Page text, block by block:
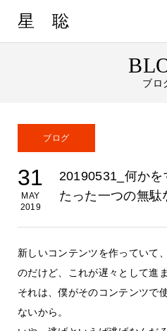
星 聡
ブロ
ブログ
31
MAY
2019
20190531_何かを
たった一つの無駄
新しいコンテンツを作っていて
のだけど、これが遅々として進
それは、僕がそのコンテンツで
ないから。